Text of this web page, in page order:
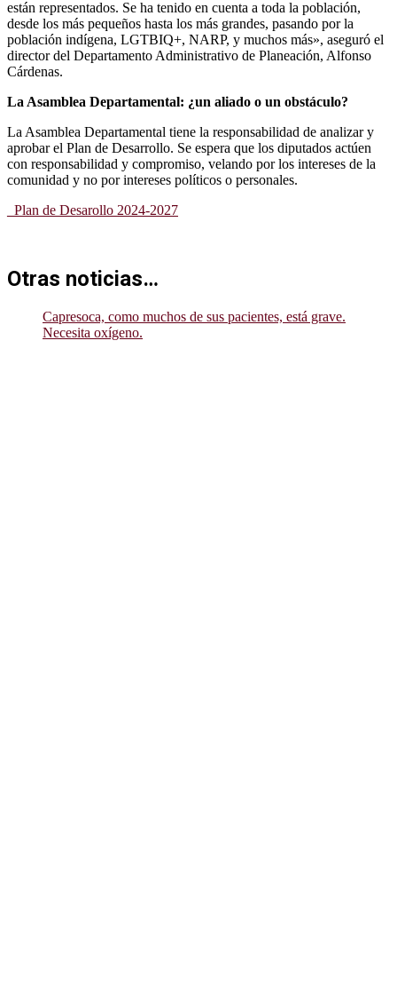
están representados. Se ha tenido en cuenta a toda la población,
desde los más pequeños hasta los más grandes, pasando por la
población indígena, LGTBIQ+, NARP, y muchos más», aseguró el
director del Departamento Administrativo de Planeación, Alfonso
Cárdenas.
La Asamblea Departamental: ¿un aliado o un obstáculo?
La Asamblea Departamental tiene la responsabilidad de analizar y
aprobar el Plan de Desarrollo. Se espera que los diputados actúen
con responsabilidad y compromiso, velando por los intereses de la
comunidad y no por intereses políticos o personales.
_Plan de Desarollo 2024-2027
Otras noticias…
Capresoca, como muchos de sus pacientes, está grave.
Necesita oxígeno.